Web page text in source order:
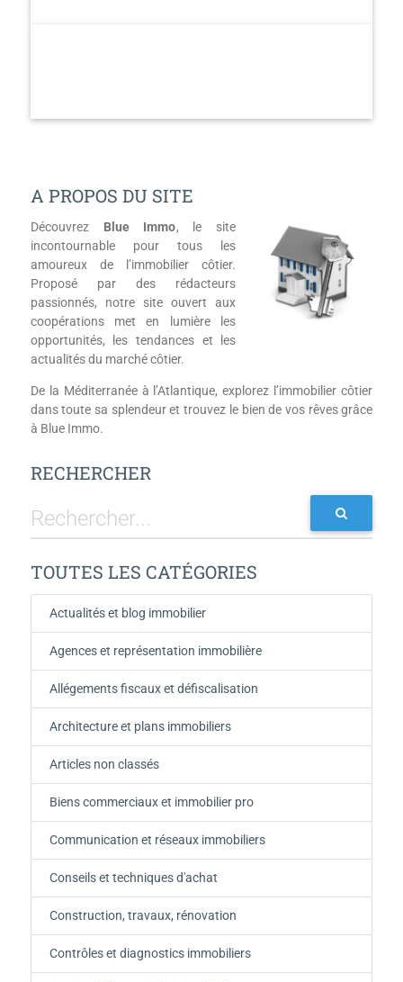
n
A PROPOS DU SITE
Découvrez Blue Immo, le site
incontournable pour tous les
amoureux de l’immobilier côtier.
Proposé par des rédacteurs
passionnés, notre site ouvert aux
coopérations met en lumière les
opportunités, les tendances et les
actualités du marché côtier.
De la Méditerranée à l’Atlantique, explorez l’immobilier côtier
dans toute sa splendeur et trouvez le bien de vos rêves grâce
à Blue Immo.
RECHERCHER
TOUTES LES CATÉGORIES
Actualités et blog immobilier
Agences et représentation immobilière
Allégements fiscaux et défiscalisation
Architecture et plans immobiliers
Articles non classés
Biens commerciaux et immobilier pro
Communication et réseaux immobiliers
Conseils et techniques d'achat
Construction, travaux, rénovation
Contrôles et diagnostics immobiliers